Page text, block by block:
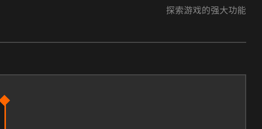
探索游戏的强大功能